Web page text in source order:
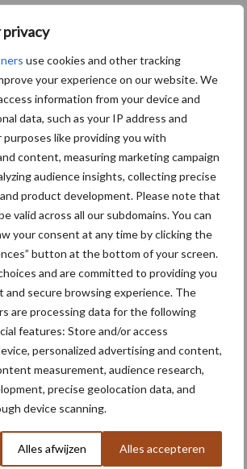
privacy
use cookies and other tracking
your experience on our website. We
information from your device and
data, such as your IP address and
like providing you with
content, measuring marketing campaign
audience insights, collecting precise
product development. Please note that
valid across all our subdomains. You can
your consent at any time by clicking the
button at the bottom of your screen.
and are committed to providing you
and secure browsing experience. The
are processing data for the following
features: Store and/or access
personalized advertising and content,
measurement, audience research,
precise geolocation data, and
device scanning.
Alles afwijzen Alles accepteren
gedragen pootcombinatie
Voortgang veldkeuring: de
pootgoedpercelen rijpen
snel af
PotatoEurope 2026 toont
opmars van robotica en AI in
aardappelteelt